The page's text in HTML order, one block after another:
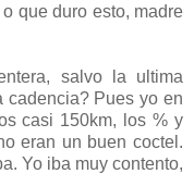
que duro esto, madre
salvo la ultima
cadencia? Pues yo en
casi 150km, los % y
eran un buen coctel.
Yo iba muy contento,